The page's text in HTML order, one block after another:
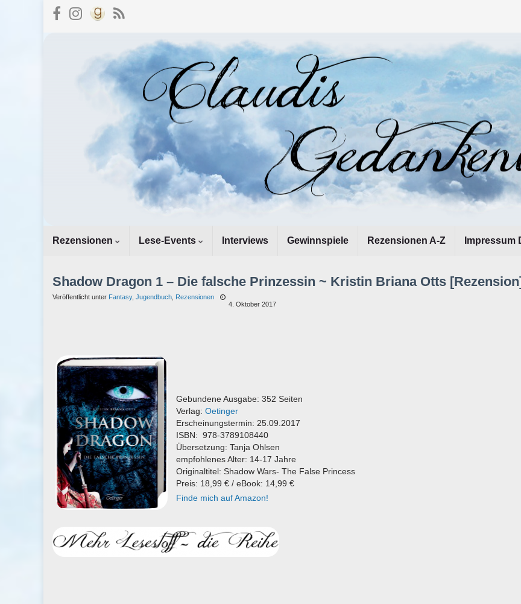
Rezensionen Lese-Events Interviews Gewinnspiele Rezensionen A-Z Impressum
Shadow Dragon 1 – Die falsche Prinzessin ~ Kristin Briana Otts
Veröffentlicht unter Fantasy, Jugendbuch Rezensionen
4. Oktober 2017
Gebundene Ausgabe: 352 Seiten
Verlag: Oetinger
Erscheinungstermin: 25.09.2017
ISBN: 978-3789108440
Übersetzung: Tanja Ohlsen
empfohlenes Alter: 14-17 Jahre
Originaltitel: Shadow Wars- The False Princess
Preis: 18,99 € / eBook: 14,99 €
Finde mich auf Amazon!